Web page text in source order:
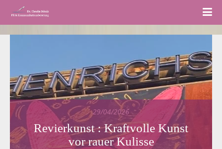
29/04/2026
Revierkunst : Kraftvolle Kunst
vor rauer Kulisse